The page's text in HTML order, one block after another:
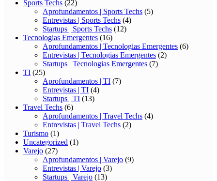
Sports Techs (22)
Aprofundamentos | Sports Techs (5)
Entrevistas | Sports Techs (4)
Startups | Sports Techs (12)
Tecnologias Emergentes (16)
Aprofundamentos | Tecnologias Emergentes (6)
Entrevistas | Tecnologias Emergentes (2)
Startups | Tecnologias Emergentes (7)
TI (25)
Aprofundamentos | TI (7)
Entrevistas | TI (4)
Startups | TI (13)
Travel Techs (6)
Aprofundamentos | Travel Techs (4)
Entrevistas | Travel Techs (2)
Turismo (1)
Uncategorized (1)
Varejo (27)
Aprofundamentos | Varejo (9)
Entrevistas | Varejo (3)
Startups | Varejo (13)